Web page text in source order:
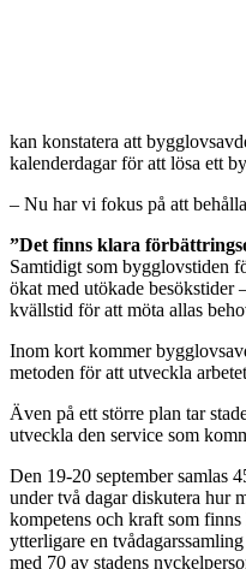
kan konstatera att
kalenderdagar för att lösa ett
– Nu har vi fokus på att
”Det finns klara
Samtidigt som bygglovstiden
ökat med utökade besökstider
kvällstid för att möta allas
Inom kort kommer
metoden för att utveckla
Även på ett större plan tar
utveckla den service som
Den 19-20 september samlas
under två dagar diskutera hur
kompetens och kraft som
ytterligare en
med 70 av stadens